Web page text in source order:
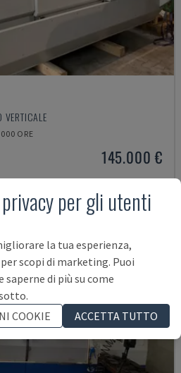
VERTICALE
ORE
145.000 €
per gli utenti
la tua esperienza,
scopi di marketing. Puoi
di più su come
COOKIE
ACCETTA TUTTO